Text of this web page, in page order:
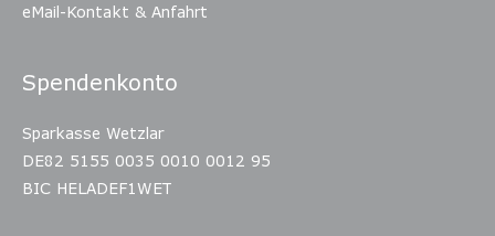
eMail-Kontakt & Anfahrt
Spendenkonto
Sparkasse Wetzlar
DE82 5155 0035 0010 0012 95
BIC HELADEF1WET